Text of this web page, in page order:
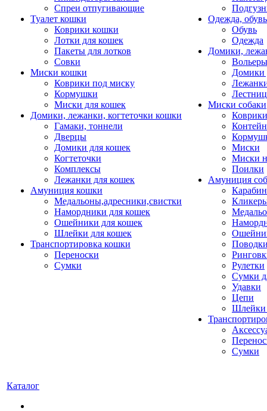
Спреи отпугивающие
Туалет кошки
Коврики кошки
Лотки для кошек
Пакеты для лотков
Совки
Миски кошки
Коврики под миску
Кормушки
Миски для кошек
Домики, лежанки, когтеточки кошки
Гамаки, тоннели
Дверцы
Домики для кошек
Когтеточки
Комплексы
Лежанки для кошек
Амуниция кошки
Медальоны,адресники,свистки
Намордники для кошек
Ошейники для кошек
Шлейки для кошек
Транспортировка кошки
Переноски
Сумки
Одежда, обувь
Обувь
Одежда
Домики,
Домики
Миски собаки
Миски
Миски
Поилки
Амуниция
Рулетки
Сумки
Удавки
Цепи
Шлейки
Сумки
Каталог